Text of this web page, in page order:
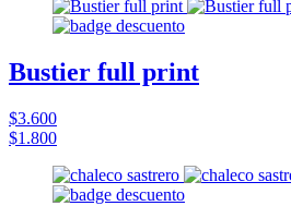
Bustier full print
$3.600
$1.800